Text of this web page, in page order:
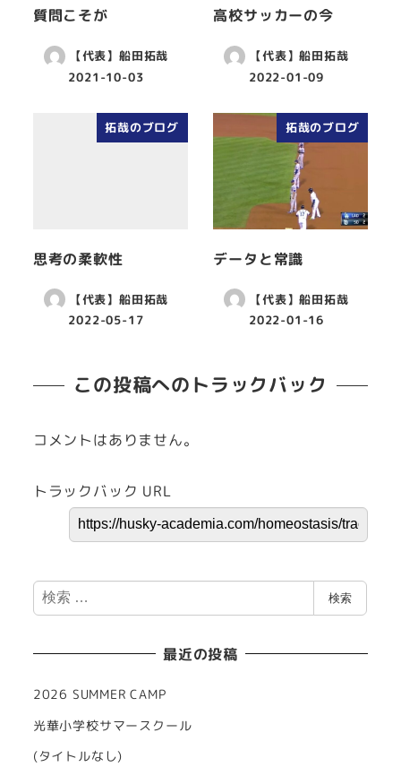
質問こそが
【代表】船田拓哉
2021-10-03
高校サッカーの今
【代表】船田拓哉
2022-01-09
拓哉のブログ
思考の柔軟性
【代表】船田拓哉
2022-05-17
拓哉のブログ
データと常識
【代表】船田拓哉
2022-01-16
この投稿へのトラックバック
コメントはありません。
トラックバック URL
検
索
検索
最近の投稿
2026 SUMMER CAMP
光華小学校サマースクール
(タイトルなし)